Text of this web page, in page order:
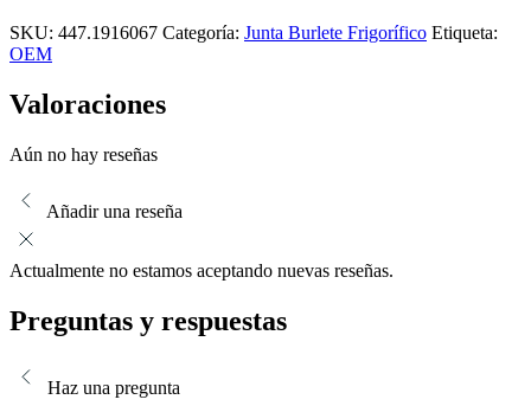
SKU: 447.1916067 Categoría: Junta Burlete Frigorífico Etiqueta:
OEM
Valoraciones
Aún no hay reseñas
Añadir una reseña
Actualmente no estamos aceptando nuevas reseñas.
Preguntas y respuestas
Haz una pregunta